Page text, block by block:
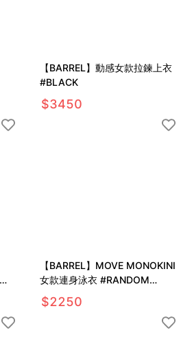
【BARREL】動感女款拉鍊上衣
#BLACK
$3450
【BARREL】MOVE MONOKINI
女款連身泳衣 #RANDOM
CHECKER
$2250